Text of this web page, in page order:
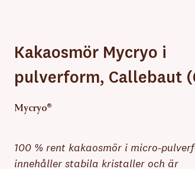
Kakaosmör Mycryo i
pulverform, Callebaut
Mycryo®
100 % rent kakaosmör i micro-
innehåller stabila kristaller och är